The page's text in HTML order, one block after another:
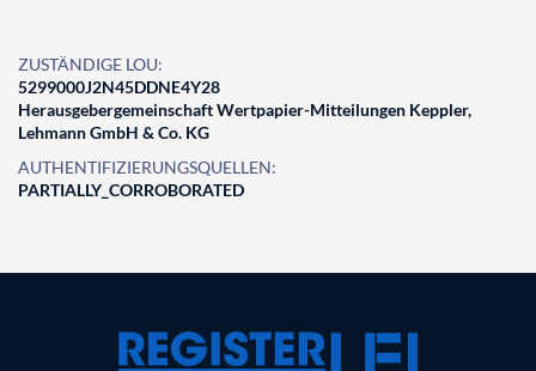
ZUSTÄNDIGE LOU:
5299000J2N45DDNE4Y28
Herausgebergemeinschaft Wertpapier-Mitteilungen Keppler,
Lehmann GmbH & Co. KG
AUTHENTIFIZIERUNGSQUELLEN:
PARTIALLY_CORROBORATED